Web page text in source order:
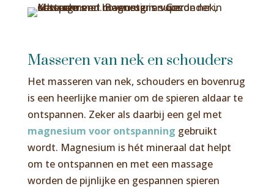
Masseren van nek en schouders
Het masseren van nek, schouders en bovenrug
is een heerlijke manier om de spieren aldaar te
ontspannen. Zeker als daarbij een gel met
magnesium voor ontspanning gebruikt
wordt. Magnesium is hét mineraal dat helpt
om te ontspannen en met een massage
worden de pijnlijke en gespannen spieren